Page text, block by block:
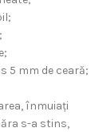
5 mm de ceară;
înmuiaţi
s-a stins,